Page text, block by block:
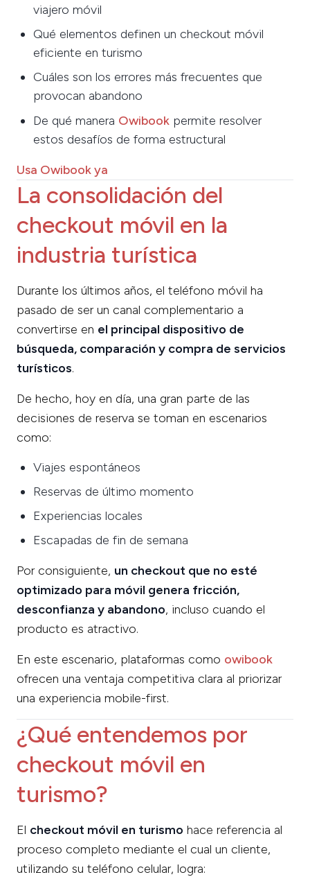
viajero móvil
Qué elementos definen un checkout móvil
eficiente en turismo
Cuáles son los errores más frecuentes que
provocan abandono
De qué manera Owibook permite resolver
estos desafíos de forma estructural
Usa Owibook ya
La consolidación del
checkout móvil en la
industria turística
Durante los últimos años, el teléfono móvil ha
pasado de ser un canal complementario a
convertirse en el principal dispositivo de
búsqueda, comparación y compra de servicios
turísticos.
De hecho, hoy en día, una gran parte de las
decisiones de reserva se toman en escenarios
como:
Viajes espontáneos
Reservas de último momento
Experiencias locales
Escapadas de fin de semana
Por consiguiente, un checkout que no esté
optimizado para móvil genera fricción,
desconfianza y abandono, incluso cuando el
producto es atractivo.
En este escenario, plataformas como owibook
ofrecen una ventaja competitiva clara al priorizar
una experiencia mobile-first.
¿Qué entendemos por
checkout móvil en
turismo?
El checkout móvil en turismo hace referencia al
proceso completo mediante el cual un cliente,
utilizando su teléfono celular, logra: